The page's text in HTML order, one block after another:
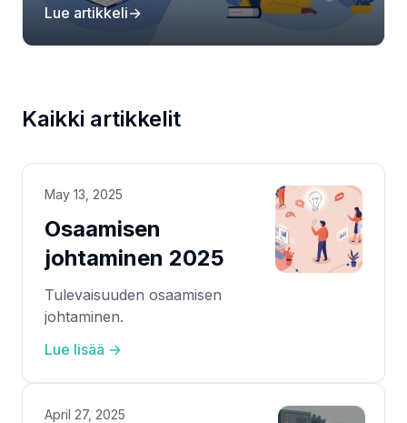
Lue artikkeli→
Kaikki artikkelit
May 13, 2025
Osaamisen
johtaminen 2025
Tulevaisuuden osaamisen
johtaminen.
Lue lisää →
April 27, 2025